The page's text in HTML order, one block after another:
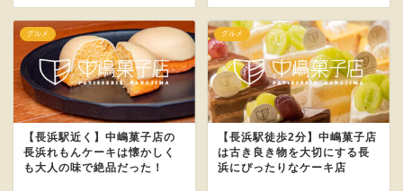
グルメ
【長浜駅近く】中嶋菓子店の
長浜れもんケーキは懐かしく
も大人の味で絶品だった！
グルメ
【長浜駅徒歩2分】中嶋菓子店
は古き良き物を大切にする長
浜にぴったりなケーキ店